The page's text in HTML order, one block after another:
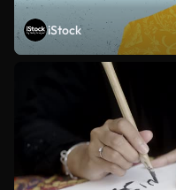
iStock